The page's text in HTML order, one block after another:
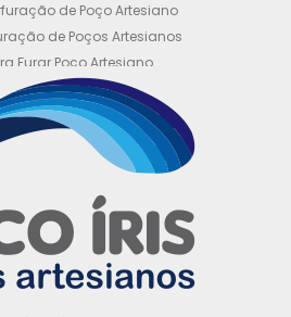
de Poço Artesiano
de Poços Artesianos
Furar Poço Artesiano
de Poço Artesiano
Poço Semi Artesiano
Poço Semi Artesiano
de Poços Artesiano
de Perfuração de Poç
o Artesiano
Poço Semi Artesiano
Perfuração de Poço Artesi
ano